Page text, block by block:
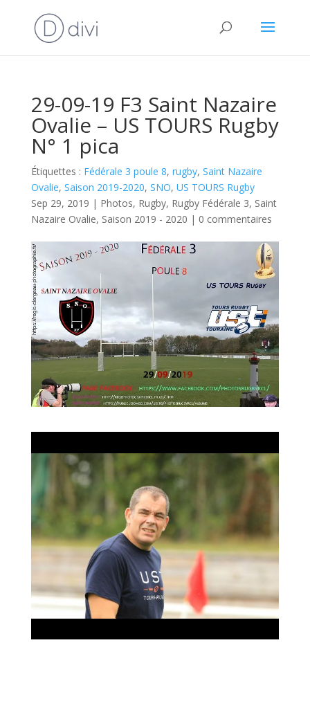
29-09-19 F3 Saint Nazaire
Ovalie – US TOURS Rugby
N° 1 pica
Étiquettes : Fédérale 3 poule 8, rugby, Saint Nazaire
Ovalie, Saison 2019-2020, SNO, US TOURS Rugby
Sep 29, 2019 | Photos, Rugby, Rugby Fédérale 3, Saint
Nazaire Ovalie, Saison 2019 - 2020 | 0 commentaires